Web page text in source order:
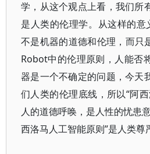
学，从这个观点上看，我们所
是人类的伦理学。从这样的
不是机器的道德和伦理，而只
Robot中的伦理原则，人能否
器是一个不确定的问题，今天
们人类的伦理底线，所以“阿
人的道德呼唤，是人性的忧患
西洛马人工智能原则”是人类尊